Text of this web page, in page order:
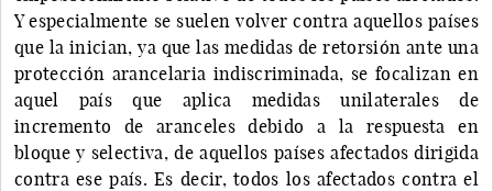
Y especialmente se suelen volver contra aquellos países
que la inician, ya que las medidas de retorsión ante una
protección arancelaria indiscriminada, se focalizan en
aquel país que aplica medidas unilaterales de
incremento de aranceles debido a la respuesta en
bloque y selectiva, de aquellos países afectados dirigida
contra ese país. Es decir, todos los afectados contra el